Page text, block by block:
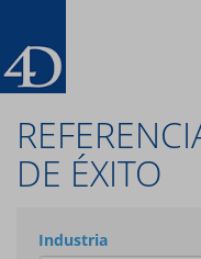
main
content
DE ÉXITO
Industria